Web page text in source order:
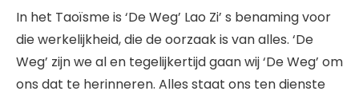
In het Taoïsme is ‘De Weg’ Lao Zi’ s benaming voor
die werkelijkheid, die de oorzaak is van alles. ‘De
Weg’ zijn we al en tegelijkertijd gaan wij ‘De Weg’ om
ons dat te herinneren. Alles staat ons ten dienste